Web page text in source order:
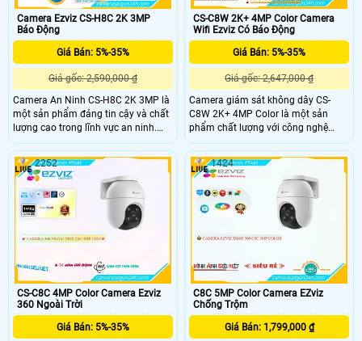
Camera Ezviz CS-H8C 2K 3MP
Báo Động
Giá Bán: 5%-35%
Giá gốc: 2,590,000 ₫
Camera An Ninh CS-H8C 2K 3MP là
một sản phẩm đáng tin cậy và chất
lượng cao trong lĩnh vực an ninh.
Với độ phân giải 2K 3MP, camera
này cho phép quan sát rõ nét hình
ảnh và ghi lại video chất lượng cao.
Thiết kế nhỏ gọn và dễ dàng lắp đặt.
Có khả năng xoay 360 độ và hồng
ngoại giúp quan sát trong điều kiện
CS-C8W 2K+ 4MP Color Camera
Wifi Ezviz Có Báo Động
Giá Bán: 5%-35%
Giá gốc: 2,647,000 ₫
Camera giám sát không dây CS-
C8W 2K+ 4MP Color là một sản
phẩm chất lượng với công nghệ
hình ảnh sắc nét 4.0 MP, cho phép
xem ban đêm nhờ vào công nghệ
hồng ngoại với khoảng cách 30m.
Đặc biệt, camera này dùng cho dự
án dân dụng IP Wifi, nên việc cài đặt
và sử dụng rất tiện lợi
CS-C8C 4MP Color Camera Ezviz
360 Ngoài Trời
Giá Bán: 5%-35%
2252
C8C 5MP Color Camera EZviz
Chống Trộm
Giá Bán: 1,799,000 ₫
1424